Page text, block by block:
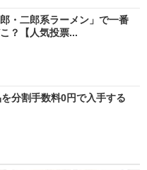
・二郎系ラーメン」で一番
？【人気投票...
分割手数料0円で入手する